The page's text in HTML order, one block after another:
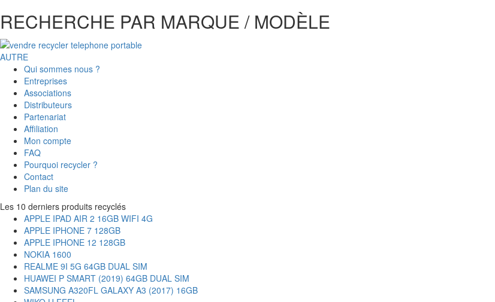
RECHERCHE PAR MARQUE / MODÈLE
AUTRE
Qui sommes nous ?
Entreprises
Associations
Distributeurs
Partenariat
Affiliation
Mon compte
FAQ
Pourquoi recycler ?
Contact
Plan du site
Les 10 derniers produits recyclés
APPLE IPAD AIR 2 16GB WIFI 4G
APPLE IPHONE 7 128GB
APPLE IPHONE 12 128GB
NOKIA 1600
REALME 9I 5G 64GB DUAL SIM
HUAWEI P SMART (2019) 64GB DUAL SIM
SAMSUNG A320FL GALAXY A3 (2017) 16GB